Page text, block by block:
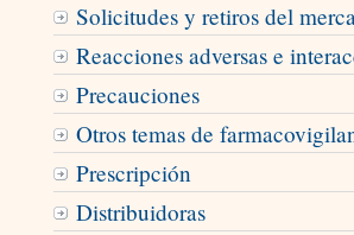
Solicitudes y retiros del
Reacciones adversas e
Precauciones
Otros temas de
Prescripción
Distribuidoras